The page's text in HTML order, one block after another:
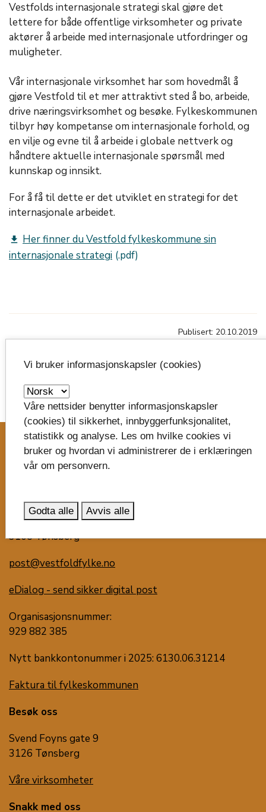
Vestfolds internasjonale strategi skal gjøre det
lettere for både offentlige virksomheter og private
aktører å arbeide med internasjonale utfordringer og
muligheter.
Vår internasjonale virksomhet har som hovedmål å
gjøre Vestfold til et mer attraktivt sted å bo, arbeide,
drive næringsvirksomhet og besøke. Fylkeskommunen
tilbyr høy kompetanse om internasjonale forhold, og
en vilje og evne til å arbeide i globale nettverk og
håndtere aktuelle internasjonale spørsmål med
kunnskap og innsikt.
For å få til dette er det utviklet en strategi for det
internasjonale arbeidet.
get_app Her finner du Vestfold fylkeskommune sin
internasjonale strategi
Publisert: 20.10.2019
image_search
Skriv til oss
Postboks 1213
Trudvang
3105 Tønsberg
post@vestfoldfylke.no
eDialog - send sikker digital post
Organisasjonsnummer:
929 882 385
Nytt bankkontonummer i 2025: 6130.06.31214
Faktura til fylkeskommunen
Besøk oss
Svend Foyns gate 9
3126 Tønsberg
Våre virksomheter
Snakk med oss
Vi bruker informasjonskapsler (cookies)
Våre nettsider benytter informasjonskapsler
(cookies) til sikkerhet, innbyggerfunksjonalitet,
statistikk og analyse. Les om hvilke cookies vi
bruker og hvordan vi administrerer de i erklæringen
vår om personvern.
Godta alle Avvis alle